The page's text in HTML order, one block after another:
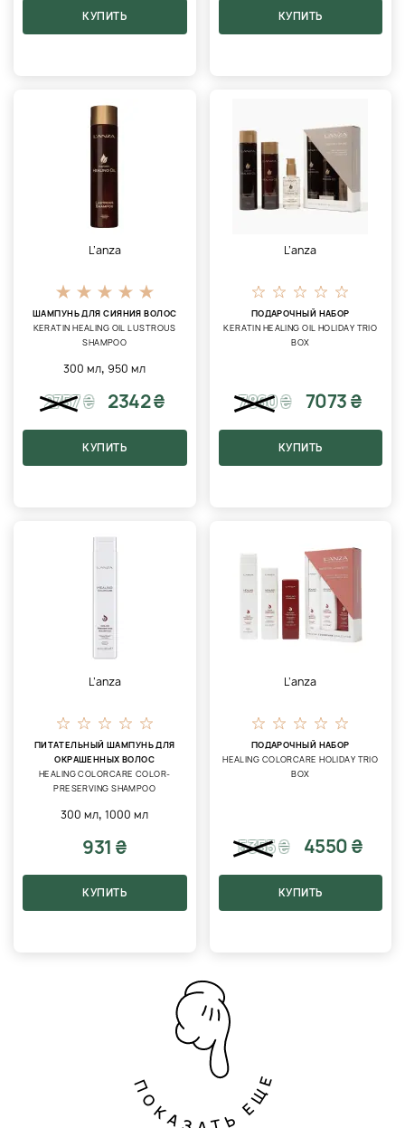
КУПИТЬ КУПИТЬ
L’anza
ШАМПУНЬ ДЛЯ СИЯНИЯ ВОЛОС
KERATIN HEALING OIL LUSTROUS
SHAMPOO
300 мл,950 мл
2757₴ 2342 ₴
КУПИТЬ
L’anza
ПОДАРОЧНЫЙ НАБОР
KERATIN HEALING OIL HOLIDAY TRIO
BOX
7860₴ 7073 ₴
КУПИТЬ
L’anza
ПИТАТЕЛЬНЫЙ ШАМПУНЬ ДЛЯ
ОКРАШЕННЫХ ВОЛОС
HEALING COLORCARE COLOR-
PRESERVING SHAMPOO
300 мл,1000 мл
931 ₴
КУПИТЬ
L’anza
ПОДАРОЧНЫЙ НАБОР
HEALING COLORCARE HOLIDAY TRIO
BOX
5355₴ 4550 ₴
КУПИТЬ
ПОКАЗАТЬ ЕЩЕ